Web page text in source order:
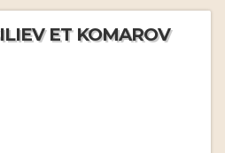
ET KOMAROV